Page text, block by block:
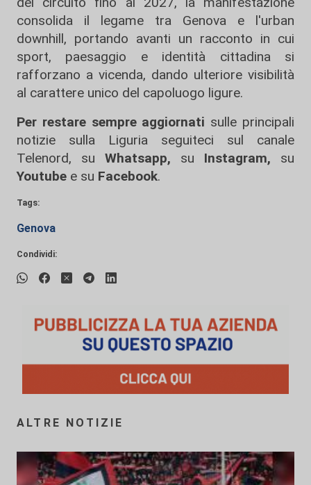
consolida il legame tra Genova e l'urban
downhill, portando avanti un racconto in cui
sport, paesaggio e identità cittadina si
rafforzano a vicenda, dando ulteriore visibilità
al carattere unico del capoluogo ligure.
Per restare sempre aggiornati sulle principali
notizie sulla Liguria seguiteci sul canale
Telenord, su
Whatsapp, su Instagram, su
Youtube e su Facebook.
Tags:
Genova
Condividi:
ALTRE NOTIZIE